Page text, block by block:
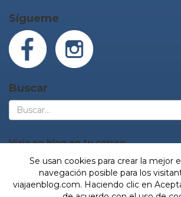
Sígueme
Buscar
Viaja en blog en tu correo
¡Sí, vamos!
Se usan cookies para crear la mejor
navegación posible para los
viajaenblog.com. Haciendo clic en